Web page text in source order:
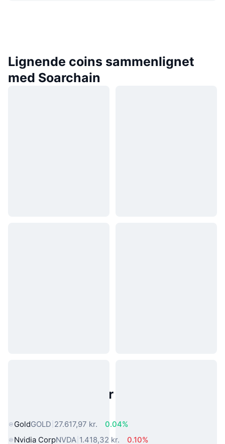
Lignende coins sammenlignet
med Soarchain
Populære aktiver fra den virkelige
GoldGOLD 27.617,97 kr.
0.04%
Nvidia CorpNVDA 1.418,32 kr. 0.10%